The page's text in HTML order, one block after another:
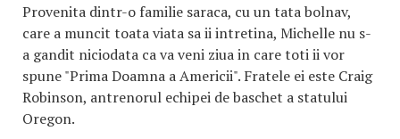
Provenita dintr-o familie saraca, cu un tata bolnav,
care a muncit toata viata sa ii intretina, Michelle nu s-
a gandit niciodata ca va veni ziua in care toti ii vor
spune "Prima Doamna a Americii". Fratele ei este Craig
Robinson, antrenorul echipei de baschet a statului
Oregon.